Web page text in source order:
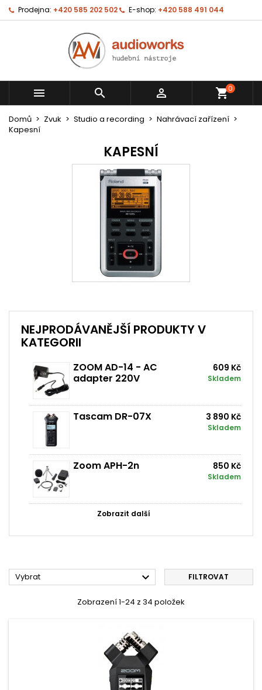
Prodejna: +420 585 202 502 E-shop: +420 588 491 044
   shopping_cart0
Domů Zvuk Studio a recording
Nahrávací zařízení
Kapesní
KAPESNÍ
NEJPRODÁVANĚJŠÍ PRODUKTY V
KATEGORII
ZOOM AD-14 - AC
adapter 220V
609 Kč
Skladem
Tascam DR-07X 3 890 Kč
Skladem
Zoom APH-2n 850 Kč
Skladem
Zobrazit další
Vybrat  FILTROVAT
Zobrazení 1-24 z 34 položek